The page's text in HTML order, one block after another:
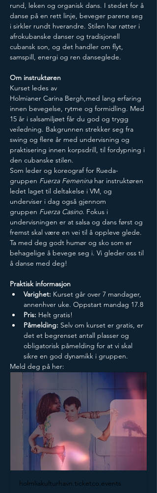
rund, leken og organisk dans. I stedet for å
danse på en rett linje, beveger parene seg
i sirkler rundt hverandre. Stilen har røtter i
afrokubanske danser og tradisjonell
cubansk son, og det handler om flyt,
samspill, energi og ren danseglede.
​Om instruktøren
​Kurset ledes av
Holmianer Carina Bergh,med lang erfaring
innen bevegelse, rytme og formidling. Med
15 år i salsamiljøet får du god og trygg
veiledning. Bakgrunnen strekker seg fra
swing og flere år med undervisning og
praktisering innen korpsdrill, til fordypning i
den cubanske stilen.
​Som leder og koreograf for Rueda-
gruppen Fuerza Femenina har instruktøren
ledet laget til deltakelse i VM, og
underviser i dag også gjennom
gruppen Fuerza Casino. Fokus i
undervisningen er at salsa og dans først og
fremst skal være en vei til å oppleve glede.
Ta med deg godt humør og sko som er
behagelige å bevege seg i. Vi gleder oss til
å danse med deg!
​Praktisk informasjon
Varighet: Kurset går over 7 mandager,
annenhver uke. Oppstart mandag 17.8​
Pris: Helt gratis!
Påmelding: Selv om kurset er gratis, er
det et begrenset antall plasser og
obligatorisk påmelding for at vi skal
sikre en god dynamikk i gruppen.
Meld deg på her:
holmliakulturhavn.ticketco.events